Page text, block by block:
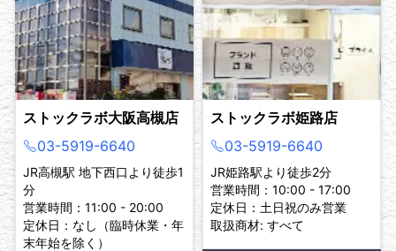
ストックラボ大阪高槻店
03-5919-6640
JR高槻駅 地下西口より徒歩1
分
営業時間：11:00 - 20:00
定休日：なし（臨時休業・年
末年始を除く）
ストックラボ姫路店
03-5919-6640
JR姫路駅より徒歩2分
営業時間：10:00 - 17:00
定休日：土日祝のみ営業
取扱商材: すべて